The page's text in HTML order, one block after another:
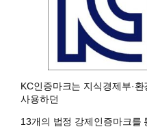
KC인증마크는 지식경제부·
사용하던
13개의 법정 강제인증마크를